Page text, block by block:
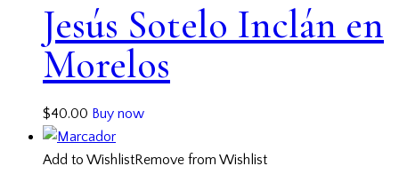
Jesús Sotelo Inclán en
Morelos
$40.00 Buy now
Add to WishlistRemove from Wishlist